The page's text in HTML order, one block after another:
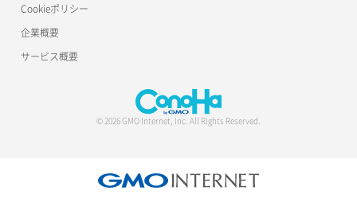
ロードバランサー詳細取得
ロードバランサー追加
Cookieポリシー
企業概要
サービス概要
© 2026 GMO Internet, Inc. All Rights Reserved.